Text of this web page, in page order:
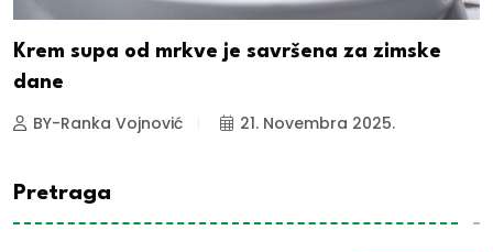
Krem supa od mrkve je savršena za zimske
dane
BY-Ranka Vojnović 21. Novembra 2025.
Pretraga